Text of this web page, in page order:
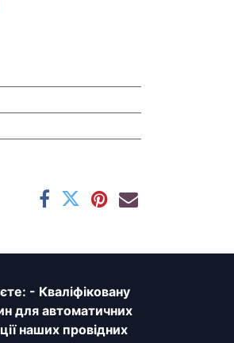
- Кваліфіковану
для автоматичних
наших провідних